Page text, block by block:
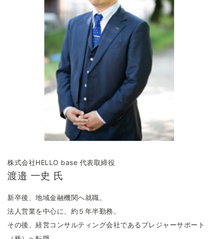
株式会社HELLO base 代表取締役
渡邉 一史 氏
新卒後、地域金融機関へ就職。
法人営業を中心に、約５年半勤務。
その後、経営コンサルティング会社であるプレジャーサポート